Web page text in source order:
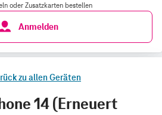
oder Zusatzkarten bestellen
Anmelden
zu allen Geräten
14 (Erneuert